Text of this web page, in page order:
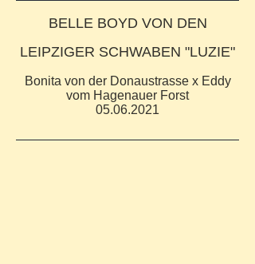
BELLE BOYD VON DEN
LEIPZIGER SCHWABEN "LUZIE"
Bonita von der Donaustrasse x Eddy
vom Hagenauer Forst
05.06.2021